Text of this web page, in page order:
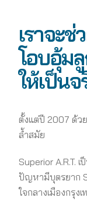
เราจะ
โอบอุ้ม
ให้เป็นจ
ตั้งแต่ปี 2007 ด้ว
ล้ำสมัย
Superior A.R.T.
ปัญหามีบุตรยาก
ใจกลางเมืองกรุง